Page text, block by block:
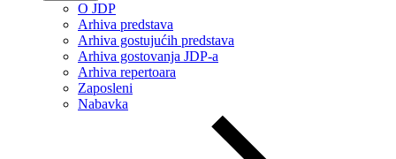
O JDP
Arhiva predstava
Arhiva gostujućih predstava
Arhiva gostovanja JDP-a
Arhiva repertoara
Zaposleni
Nabavka